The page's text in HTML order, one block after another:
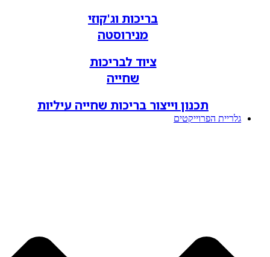
בריכות וג'קוזי
מנירוסטה
ציוד לבריכות
שחייה
תכנון וייצור בריכות שחייה עיליות
גלריית הפרוייקטים